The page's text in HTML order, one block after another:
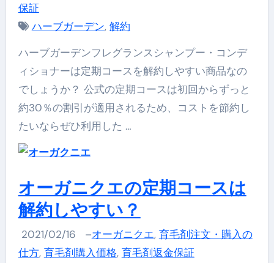
保証
ハーブガーデン, 解約
ハーブガーデンフレグランスシャンプー・コンデ
ィショナーは定期コースを解約しやすい商品なの
でしょうか？ 公式の定期コースは初回からずっと
約30％の割引が適用されるため、コストを節約し
たいならぜひ利用した …
オーガニクエの定期コースは
解約しやすい？
2021/02/16 –オーガニクエ, 育毛剤注文・購入の
仕方, 育毛剤購入価格, 育毛剤返金保証